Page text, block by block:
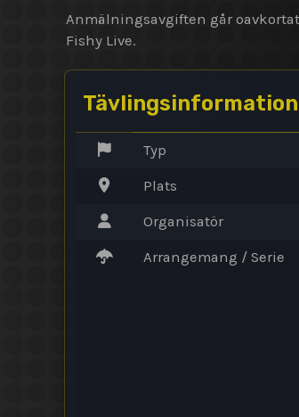
Anmälningsavgiften går
Fishy Live.
Tävlingsinformation
Typ
Plats
Organisatör
Arrangemang / Serie